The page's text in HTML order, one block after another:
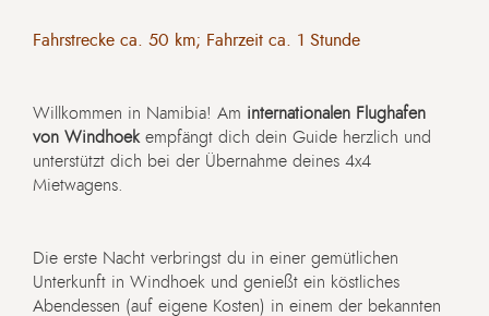
Fahrstrecke ca. 50 km; Fahrzeit ca. 1 Stunde
Willkommen in Namibia! Am internationalen Flughafen
von Windhoek empfängt dich dein Guide herzlich und
unterstützt dich bei der Übernahme deines 4x4
Mietwagens.
Die erste Nacht verbringst du in einer gemütlichen
Unterkunft in Windhoek und genießt ein köstliches
Abendessen (auf eigene Kosten) in einem der bekannten